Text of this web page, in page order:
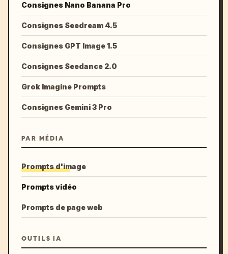
Consignes Nano Banana Pro
Consignes Seedream 4.5
Consignes GPT Image 1.5
Consignes Seedance 2.0
Grok Imagine Prompts
Consignes Gemini 3 Pro
PAR MÉDIA
Prompts d'image
Prompts vidéo
Prompts de page web
OUTILS IA